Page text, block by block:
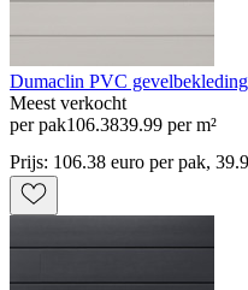
Dumaclin PVC
Meest verkocht
per pak106.3839.99 per m²
Prijs: 106.38 euro per pak,